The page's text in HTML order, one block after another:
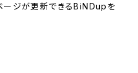
ージが更新できるBiNDupを